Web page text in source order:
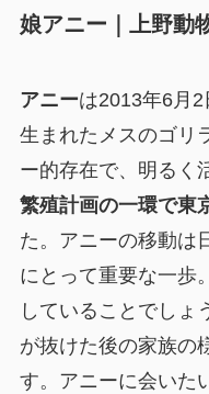
娘アニー｜上野動
アニーは2013年6月
生まれたメスのゴリ
ー的存在で、明るく
繁殖計画の一環で東
た。アニーの移動は
にとって重要な一歩
していることでしょ
が抜けた後の家族の
す。アニーに会いた